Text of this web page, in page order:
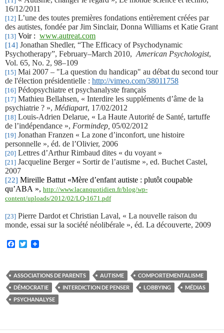
16/12/2011
[12] L’une des toutes premières fondations entièrement créées par
des autistes, fondée par Jim Sinclair, Donna Williams et Katie Grant
[13] Voir : www.autreat.com
[14] Jonathan Shedler, “The Efficacy of Psychodynamic
Psychotherapy”, February–March 2010, American Psychologist,
Vol. 65, No. 2, 98–109
[15] Mai 2007 – "La question du handicap" au débat du second tour
de l'élection présidentielle : http://vimeo.com/38011758
[16] Pédopsychiatre et psychanalyste français
[17] Mathieu Bellahsen, « Interdire les suppléments d’âme de la
psychiatrie ? », Médiapart, 17/02/2012
[18] Louis-Adrien Delarue, « La Haute Autorité de Santé, tartuffe
de l’indépendance », Formindep, 05/02/2012
[19] Jonathan Franzen « La zone d’inconfort, une histoire
personnelle », éd. de l’Olivier, 2006
[20] Lettres d’Arthur Rimbaud dites « du voyant »
[21] Jacqueline Berger « Sortir de l’autisme », ed. Buchet Castel,
2007
[22] Mireille Battut «Mère d’enfant autiste : plutôt coupable
qu’ABA », http://www.lacanquotidien.fr/blog/wp-
content/uploads/2012/02/LQ-1671.pdf
[23] Pierre Dardot et Christian Laval, « La nouvelle raison du
monde, essai sur la société néolibérale », éd. La découverte, 2009
F
b
o
o
k
T
t
e
r
ASSOCIATIONS DE PARENTS AUTISME
COMPORTEMENTALISME
DÉMOCRATIE
INTERDICTION DE PENSER LOBBYING
MÉDIAS
PSYCHANALYSE